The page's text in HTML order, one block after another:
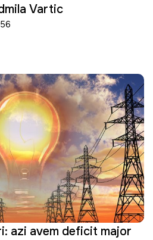
Vartic
azi avem deficit major